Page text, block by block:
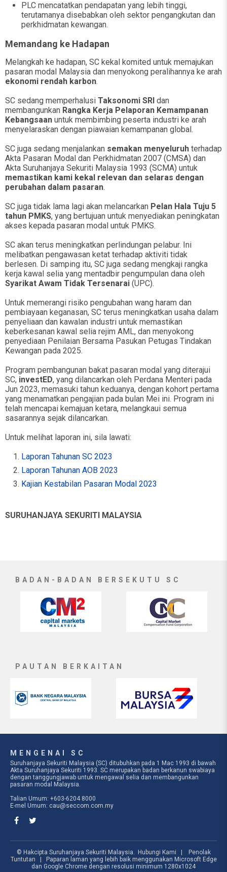
PLC mencatatkan pendapatan yang lebih tinggi,
terutamanya disebabkan oleh sektor pengangkutan dan
perkhidmatan kewangan.
Memandang ke Hadapan
Melangkah ke hadapan, SC kekal komited untuk memajukan
pasaran modal Malaysia dan menyokong peralihannya ke arah
ekonomi rendah karbon.
SC sedang memperhalusi Taksonomi SRI dan
membangunkan Rangka Kerja Pelaporan Kemampanan
Kebangsaan untuk membimbing peserta industri ke arah
menyelaraskan dengan piawaian kemampanan global.
SC juga sedang menjalankan semakan menyeluruh terhadap
Akta Pasaran Modal dan Perkhidmatan 2007 (CMSA) dan
Akta Suruhanjaya Sekuriti Malaysia 1993 (SCMA) untuk
memastikan kami kekal relevan dan selaras dengan
perubahan dalam pasaran.
SC juga tidak lama lagi akan melancarkan Pelan Hala Tuju 5
tahun PMKS, yang bertujuan untuk menyediakan peningkatan
akses kepada pasaran modal untuk PMKS.
SC akan terus meningkatkan perlindungan pelabur. Ini
melibatkan pengawasan ketat terhadap aktiviti tidak
berlesen. Di samping itu, SC juga sedang mengkaji rangka
kerja kawal selia yang mentadbir pengumpulan dana oleh
Syarikat Awam Tidak Tersenarai (UPC).
Untuk memerangi risiko pengubahan wang haram dan
pembiayaan keganasan, SC terus meningkatkan usaha dalam
penyeliaan dan kawalan industri untuk memastikan
keberkesanan kawal selia rejim AML, dan menyokong
penyediaan Penilaian Bersama Pasukan Petugas Tindakan
Kewangan pada 2025.
Program pembangunan bakat pasaran modal yang diterajui
SC, investED, yang dilancarkan oleh Perdana Menteri pada
Jun 2023, memasuki tahun keduanya, dengan kohort pertama
yang menamatkan pengajian pada bulan Mei ini. Program ini
telah mencapai kemajuan ketara, melangkaui semua
sasarannya sejak dilancarkan.
Untuk melihat laporan ini, sila lawati:
Laporan Tahunan SC 2023
Laporan Tahunan AOB 2023
Kajian Kestabilan Pasaran Modal 2023
SURUHANJAYA SEKURITI MALAYSIA
BADAN-BADAN BERSEKUTU SC
PAUTAN BERKAITAN
MENGENAI SC
Suruhanjaya Sekuriti Malaysia (SC) ditubuhkan pada 1 Mac 1993 di bawah
Akta Suruhanjaya Sekuriti 1993. SC merupakan badan berkanun swabiaya
dengan tanggungjawab untuk mengawal selia dan membangunkan
pasaran modal Malaysia.
Talian Umum: +603-6204 8000
E-mel Umum: cau@seccom.com.my
© Hakcipta Suruhanjaya Sekuriti Malaysia. Hubungi Kami
Penolak
Tuntutan | Paparan laman yang lebih baik menggunakan Microsoft Edge
dan Google Chrome dengan resolusi minimum 1280x1024